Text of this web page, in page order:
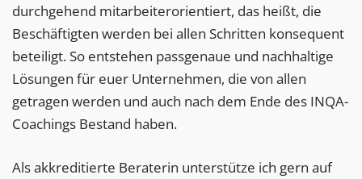
durchgehend mitarbeiterorientiert, das heißt, die
Beschäftigten werden bei allen Schritten konsequent
beteiligt. So entstehen passgenaue und nachhaltige
Lösungen für euer Unternehmen, die von allen
getragen werden und auch nach dem Ende des INQA-
Coachings Bestand haben.
Als akkreditierte Beraterin unterstütze ich gern auf